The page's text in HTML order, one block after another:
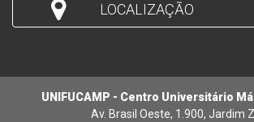
LOCALIZAÇÃO
UNIFUCAMP - Centro Universitário
Av. Brasil Oeste, 1.900, Jardim